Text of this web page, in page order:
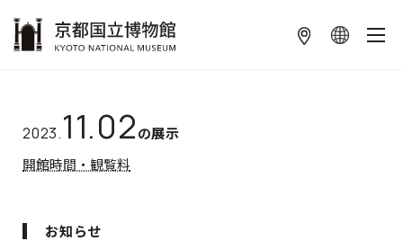
2023.11.02の展示
開館時間・観覧料
お知らせ